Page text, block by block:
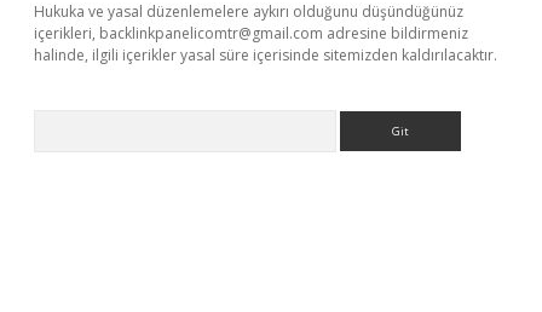
Hukuka ve yasal düzenlemelere aykırı olduğunu düşündüğünüz
içerikleri, backlinkpanelicomtr@gmail.com adresine bildirmeniz
halinde, ilgili içerikler yasal süre içerisinde sitemizden kaldırılacaktır.